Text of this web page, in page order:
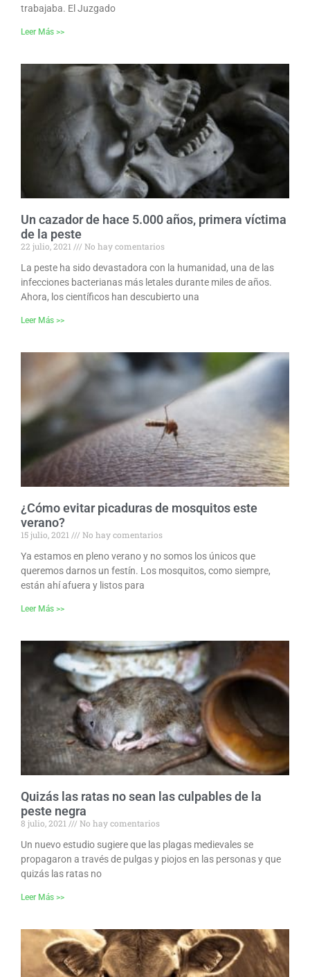
trabajaba. El Juzgado
Leer Más >>
Un cazador de hace 5.000 años, primera víctima
de la peste
22 julio, 2021
No hay comentarios
La peste ha sido devastadora con la humanidad, una de las
infecciones bacterianas más letales durante miles de años.
Ahora, los científicos han descubierto una
Leer Más >>
¿Cómo evitar picaduras de mosquitos este
verano?
15 julio, 2021
No hay comentarios
Ya estamos en pleno verano y no somos los únicos que
queremos darnos un festín. Los mosquitos, como siempre,
están ahí afuera y listos para
Leer Más >>
Quizás las ratas no sean las culpables de la
peste negra
8 julio, 2021
No hay comentarios
Un nuevo estudio sugiere que las plagas medievales se
propagaron a través de pulgas y piojos en las personas y que
quizás las ratas no
Leer Más >>